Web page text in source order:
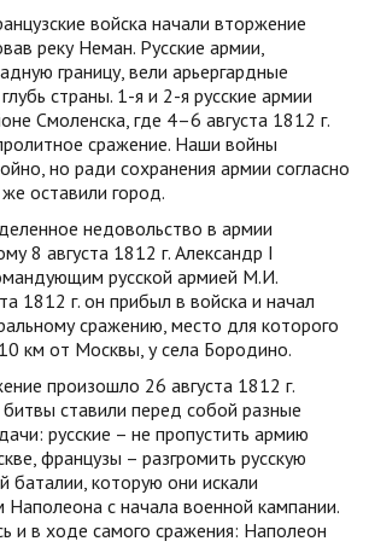
войска начали вторжение
реку Неман. Русские армии,
границу, вели арьергардные
страны. 1-я и 2-я русские армии
Смоленска, где 4–6 августа 1812 г.
сражение. Наши войны
но ради сохранения армии согласно
оставили город.
недовольство в армии
8 августа 1812 г. Александр I
русской армией М.И.
1812 г. он прибыл в войска и начал
сражению, место для которого
км от Москвы, у села Бородино.
произошло 26 августа 1812 г.
ставили перед собой разные
русские – не пропустить армию
французы – разгромить русскую
которую они искали
с начала военной кампании.
и в ходе самого сражения: Наполеон